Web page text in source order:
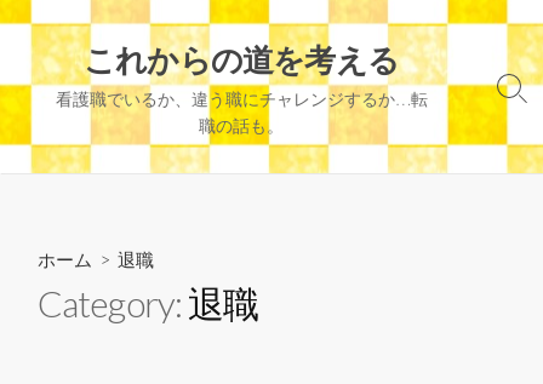
これからの道を考える
看護職でいるか、違う職にチャレンジするか…転
職の話も。
検
切
り
ホーム > 退職
Category:退職